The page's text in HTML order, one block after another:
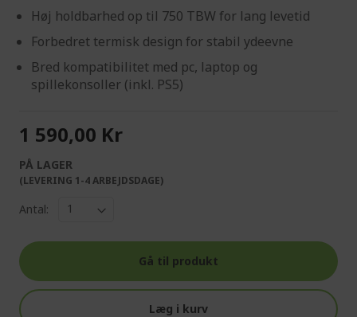
Høj holdbarhed op til 750 TBW for lang levetid
Forbedret termisk design for stabil ydeevne
Bred kompatibilitet med pc, laptop og
spillekonsoller (inkl. PS5)
1 590,00 Kr
PÅ LAGER
(LEVERING 1-4 ARBEJDSDAGE)
Antal:
Gå til produkt
Læg i kurv